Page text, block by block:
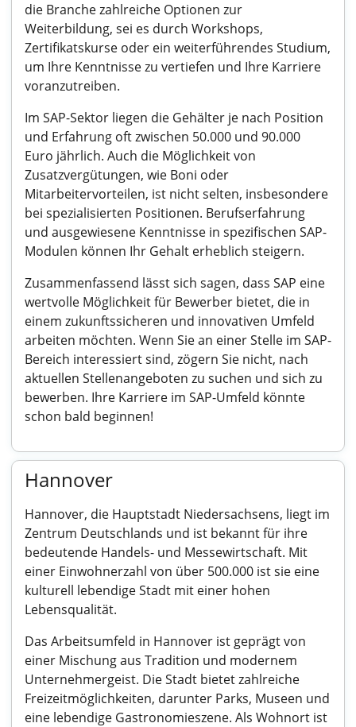
die Branche zahlreiche Optionen zur
Weiterbildung, sei es durch Workshops,
Zertifikatskurse oder ein weiterführendes Studium,
um Ihre Kenntnisse zu vertiefen und Ihre Karriere
voranzutreiben.
Im SAP-Sektor liegen die Gehälter je nach Position
und Erfahrung oft zwischen 50.000 und 90.000
Euro jährlich. Auch die Möglichkeit von
Zusatzvergütungen, wie Boni oder
Mitarbeitervorteilen, ist nicht selten, insbesondere
bei spezialisierten Positionen. Berufserfahrung
und ausgewiesene Kenntnisse in spezifischen SAP-
Modulen können Ihr Gehalt erheblich steigern.
Zusammenfassend lässt sich sagen, dass SAP eine
wertvolle Möglichkeit für Bewerber bietet, die in
einem zukunftssicheren und innovativen Umfeld
arbeiten möchten. Wenn Sie an einer Stelle im SAP-
Bereich interessiert sind, zögern Sie nicht, nach
aktuellen Stellenangeboten zu suchen und sich zu
bewerben. Ihre Karriere im SAP-Umfeld könnte
schon bald beginnen!
Hannover
Hannover, die Hauptstadt Niedersachsens, liegt im
Zentrum Deutschlands und ist bekannt für ihre
bedeutende Handels- und Messewirtschaft. Mit
einer Einwohnerzahl von über 500.000 ist sie eine
kulturell lebendige Stadt mit einer hohen
Lebensqualität.
Das Arbeitsumfeld in Hannover ist geprägt von
einer Mischung aus Tradition und modernem
Unternehmergeist. Die Stadt bietet zahlreiche
Freizeitmöglichkeiten, darunter Parks, Museen und
eine lebendige Gastronomieszene. Als Wohnort ist